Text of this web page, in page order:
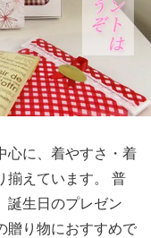
心に、着やすさ・着
揃えています。 普
誕生日のプレゼン
贈り物におすすめで